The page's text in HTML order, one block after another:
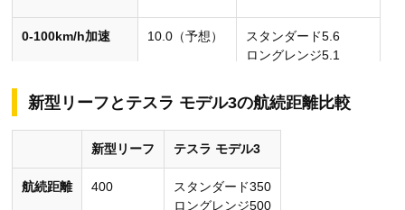
0-100km/h加速 10.0（予想）
スタンダード5.6
ロングレンジ5.1
駆動方式 FF RR
バッテリー電力量：kWh、最高速：km/h、0-100km/h加速：s
新型リーフとテスラ モデル3の航続距離比較
新型リーフ テスラ モデル3
航続距離 400
スタンダード350
ロングレンジ500